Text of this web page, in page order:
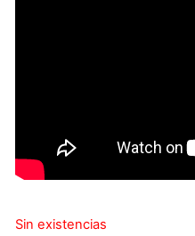
Sin existencias